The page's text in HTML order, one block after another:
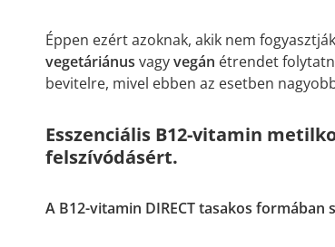
Éppen ezért azoknak, akik nem
vegetáriánus vagyvegán étrendet
bevitelre, mivel ebben az esetben
Esszenciális B12-vitamin
felszívódásért.
A B12-vitamin DIRECT tasakos formában